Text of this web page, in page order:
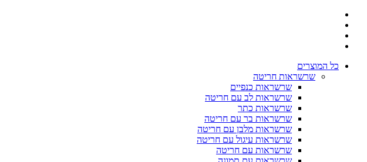
כל המוצרים
שרשראות חריטה
שרשראות כנפיים
שרשראות לב עם חריטה
שרשראות כתר
שרשראות בר עם חריטה
שרשראות מלבן עם חריטה
שרשראות עיגול עם חריטה
שרשראות עם חריטה